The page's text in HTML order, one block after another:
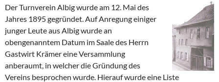
Der Turnverein Albig wurde am 12. Mai des
Jahres 1895 gegründet. Auf Anregung einiger
junger Leute aus Albig wurde an
obengenanntem Datum im Saale des Herrn
Gastwirt Krämer eine Versammlung
anberaumt, in welcher die Gründung des
Vereins besprochen wurde. Hierauf wurde eine Liste